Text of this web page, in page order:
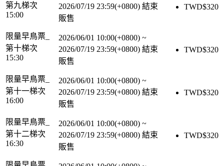
第九梯次
15:00
2026/07/19 23:59(+0800) 結束
販售
TWD$320
限量早鳥票_
第十梯次
15:30
2026/06/01 10:00(+0800) ~
2026/07/19 23:59(+0800) 結束
販售
TWD$320
限量早鳥票_
第十一梯次
16:00
2026/06/01 10:00(+0800) ~
2026/07/19 23:59(+0800) 結束
販售
TWD$320
限量早鳥票_
第十二梯次
16:30
2026/06/01 10:00(+0800) ~
2026/07/19 23:59(+0800) 結束
販售
TWD$320